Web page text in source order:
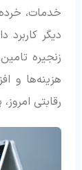
خدمات،
دیگر
زنجیره
هزینه‌ها و
رقابتی